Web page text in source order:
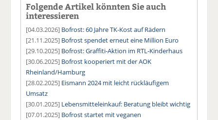
Folgende Artikel könnten Sie auch
interessieren
[04.03.2026] Bofrost: 60 Jahre TK-Kost auf Rädern
[21.11.2025] Bofrost spendet erneut eine Million Euro
[29.10.2025] Bofrost: Graffiti-Aktion im RTL-Kinderhaus
[30.06.2025] Bofrost kooperiert mit der AOK
Rheinland/Hamburg
[28.02.2025] Eismann 2024 mit leicht rückläufigem
Umsatz
[30.01.2025] Lebensmitteleinkauf: Beratung bleibt wichtig
[07.01.2025] Bofrost startet mit veganen